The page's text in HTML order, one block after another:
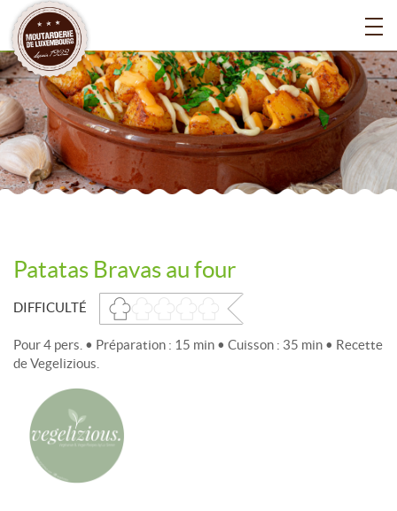
Patatas Bravas au four
DIFFICULTÉ
Pour 4 pers. • Préparation : 15 min • Cuisson : 35 min • Recette
de Vegelizious.